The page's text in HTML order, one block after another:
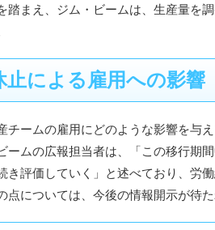
踏まえ、ジム・ビームは、生産量を
止による雇用への影響
チームの雇用にどのような影響を与
ームの広報担当者は、「この移行期
き評価していく」と述べており、労
点については、今後の情報開示が待た